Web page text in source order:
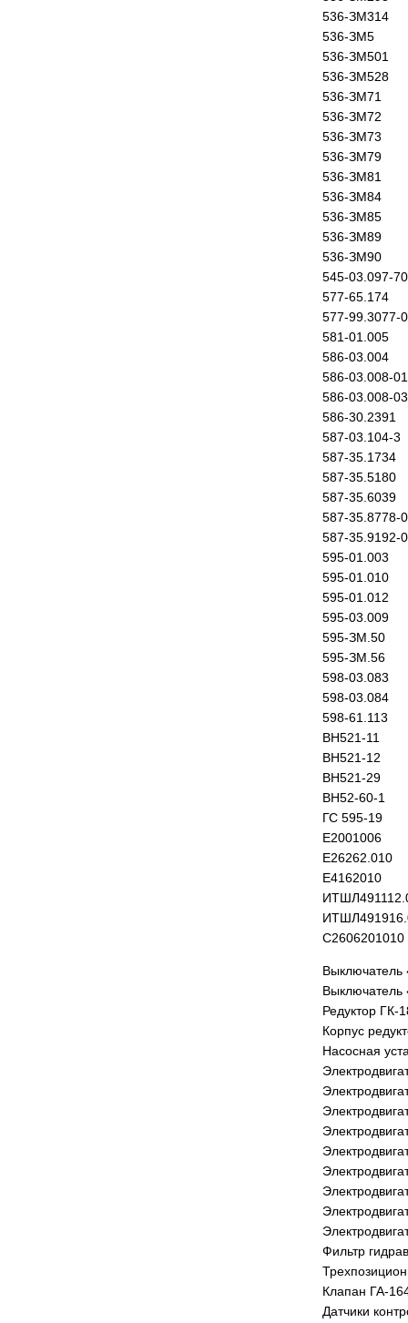
536-ЗМ314
536-ЗМ5
536-ЗМ501
536-ЗМ528
536-ЗМ71
536-ЗМ72
536-ЗМ73
536-ЗМ79
536-ЗМ81
536-ЗМ84
536-ЗМ85
536-ЗМ89
536-ЗМ90
545-03.097-70
577-65.174
577-99.3077-
581-01.005
586-03.004
586-03.008-01
586-03.008-03
586-30.2391
587-03.104-3
587-35.1734
587-35.5180
587-35.6039
587-35.8778-
587-35.9192-
595-01.003
595-01.010
595-01.012
595-03.009
595-ЗМ.50
595-ЗМ.56
598-03.083
598-03.084
598-61.113
ВН521-11
ВН521-12
ВН521-29
ВН52-60-1
ГС 595-19
Е2001006
Е26262.010
Е4162010
С2606201010
Редуктор ГК-
Корпус
Насосная
Фильтр
Клапан ГА-
Датчики